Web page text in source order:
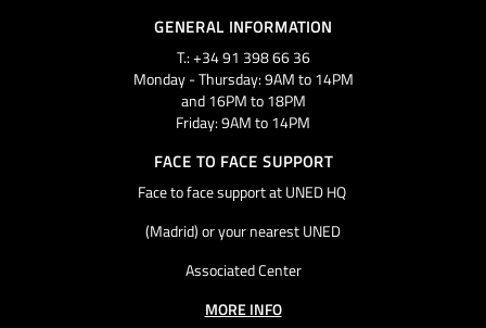
GENERAL INFORMATION
T.: +34 91 398 66 36
Monday - Thursday: 9AM to 14PM
and 16PM to 18PM
Friday: 9AM to 14PM
FACE TO FACE SUPPORT
Face to face support at UNED HQ
(Madrid) or your nearest UNED
Associated Center
MORE INFO